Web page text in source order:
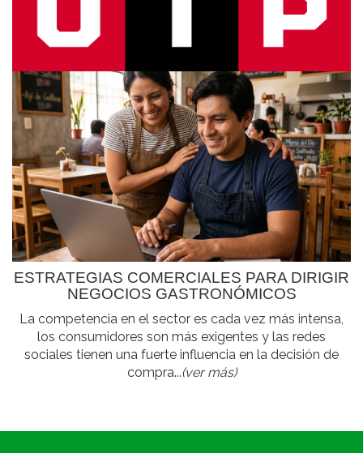
ESTRATEGIAS COMERCIALES PARA DIRIGIR
NEGOCIOS GASTRONÓMICOS
La competencia en el sector es cada vez más intensa,
los consumidores son más exigentes y las redes
sociales tienen una fuerte influencia en la decisión de
compra...(ver más)